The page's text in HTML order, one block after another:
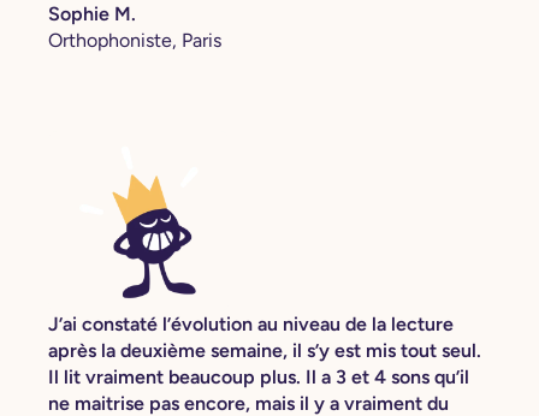
Sophie M.
Orthophoniste, Paris
J’ai constaté l’évolution au niveau de la lecture
après la deuxième semaine, il s’y est mis tout seul.
Il lit vraiment beaucoup plus. Il a 3 et 4 sons qu’il
ne maitrise pas encore, mais il y a vraiment du